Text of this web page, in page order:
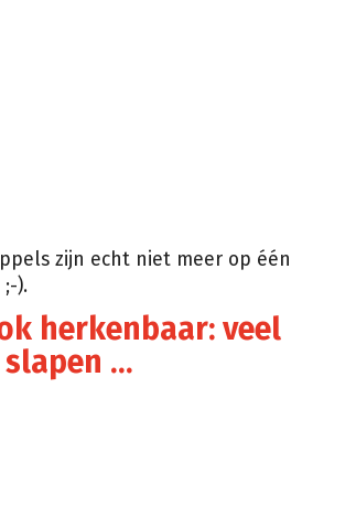
zijn echt niet meer op één
).
herkenbaar: veel
…